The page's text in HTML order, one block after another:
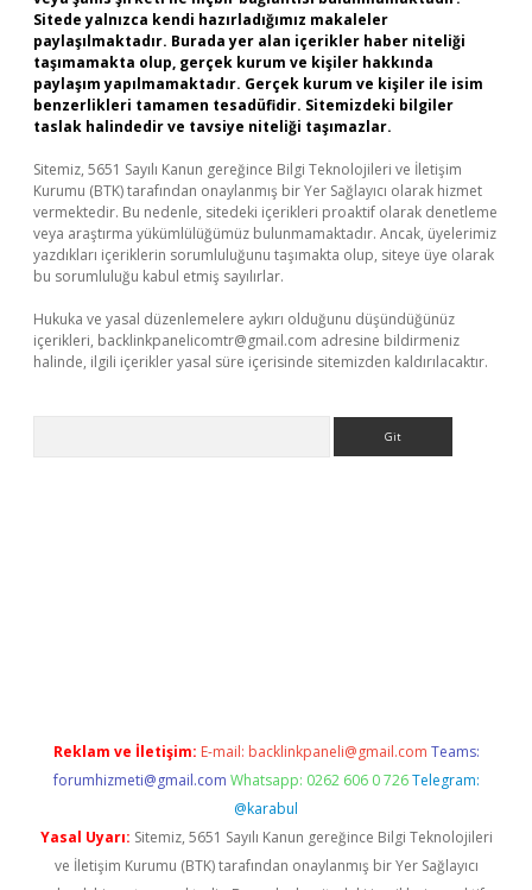
Sitede yalnızca kendi hazırladığımız makaleler
paylaşılmaktadır. Burada yer alan içerikler haber niteliği
taşımamakta olup, gerçek kurum ve kişiler hakkında
paylaşım yapılmamaktadır. Gerçek kurum ve kişiler ile isim
benzerlikleri tamamen tesadüfidir. Sitemizdeki bilgiler
taslak halindedir ve tavsiye niteliği taşımazlar.
Sitemiz, 5651 Sayılı Kanun gereğince Bilgi Teknolojileri ve İletişim
Kurumu (BTK) tarafından onaylanmış bir Yer Sağlayıcı olarak hizmet
vermektedir. Bu nedenle, sitedeki içerikleri proaktif olarak denetleme
veya araştırma yükümlülüğümüz bulunmamaktadır. Ancak, üyelerimiz
yazdıkları içeriklerin sorumluluğunu taşımakta olup, siteye üye olarak
bu sorumluluğu kabul etmiş sayılırlar.
Hukuka ve yasal düzenlemelere aykırı olduğunu düşündüğünüz
içerikleri, backlinkpanelicomtr@gmail.com adresine bildirmeniz
halinde, ilgili içerikler yasal süre içerisinde sitemizden kaldırılacaktır.
Reklam ve İletişim: E-mail: backlinkpaneli@gmail.com Teams:
forumhizmeti@gmail.com Whatsapp: 0262 606 0 726 Telegram:
@karabul
Yasal Uyarı: Sitemiz, 5651 Sayılı Kanun gereğince Bilgi Teknolojileri
ve İletişim Kurumu (BTK) tarafından onaylanmış bir Yer Sağlayıcı